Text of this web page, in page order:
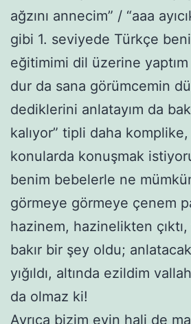
ağzını annecim” / “aaa
gibi 1. seviyede Türkçe
eğitimimi dil üzerine yaptım
dur da sana görümcemin
dediklerini anlatayım da bak
kalıyor” tipli daha
konularda konuşmak
benim bebelerle ne
görmeye görmeye çenem
hazinem, hazinelikten
bakır bir şey oldu; anlatacak
yığıldı, altında ezildim
da olmaz ki!
Ayrıca bizim evin hali de